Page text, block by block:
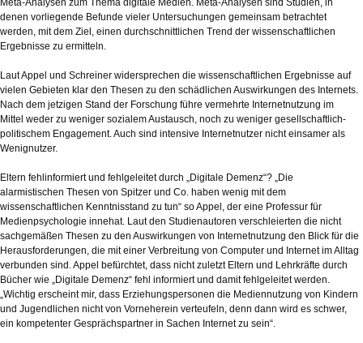
Meta-Analysen zum Thema digitale Medien. Meta-Analysen sind Studien, in
denen vorliegende Befunde vieler Untersuchungen gemeinsam betrachtet
werden, mit dem Ziel, einen durchschnittlichen Trend der wissenschaftlichen
Ergebnisse zu ermitteln.
Laut Appel und Schreiner widersprechen die wissenschaftlichen Ergebnisse auf
vielen Gebieten klar den Thesen zu den schädlichen Auswirkungen des Internets.
Nach dem jetzigen Stand der Forschung führe vermehrte Internetnutzung im
Mittel weder zu weniger sozialem Austausch, noch zu weniger gesellschaftlich-
politischem Engagement. Auch sind intensive Internetnutzer nicht einsamer als
Wenignutzer.
Eltern fehlinformiert und fehlgeleitet durch „Digitale Demenz“? „Die
alarmistischen Thesen von Spitzer und Co. haben wenig mit dem
wissenschaftlichen Kenntnisstand zu tun“ so Appel, der eine Professur für
Medienpsychologie innehat. Laut den Studienautoren verschleierten die nicht
sachgemäßen Thesen zu den Auswirkungen von Internetnutzung den Blick für die
Herausforderungen, die mit einer Verbreitung von Computer und Internet im Alltag
verbunden sind. Appel befürchtet, dass nicht zuletzt Eltern und Lehrkräfte durch
Bücher wie „Digitale Demenz“ fehl informiert und damit fehlgeleitet werden.
„Wichtig erscheint mir, dass Erziehungspersonen die Mediennutzung von Kindern
und Jugendlichen nicht von Vorneherein verteufeln, denn dann wird es schwer,
ein kompetenter Gesprächspartner in Sachen Internet zu sein“.